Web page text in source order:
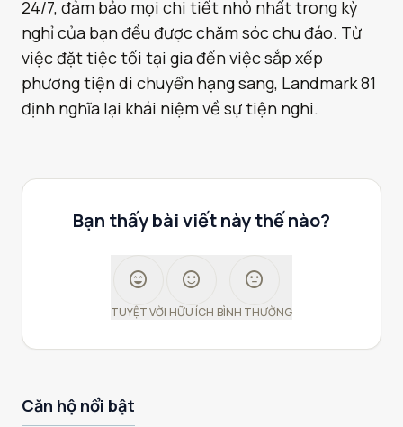
24/7, đảm bảo mọi chi tiết nhỏ nhất trong kỳ
nghỉ của bạn đều được chăm sóc chu đáo. Từ
việc đặt tiệc tối tại gia đến việc sắp xếp
phương tiện di chuyển hạng sang, Landmark 81
định nghĩa lại khái niệm về sự tiện nghi.
Bạn thấy bài viết này thế nào?
sentiment_very_satisfied
TUYỆT VỜI
sentiment_satisfied
HỮU ÍCH
sentiment_neutral
BÌNH THƯỜNG
Căn hộ nổi bật